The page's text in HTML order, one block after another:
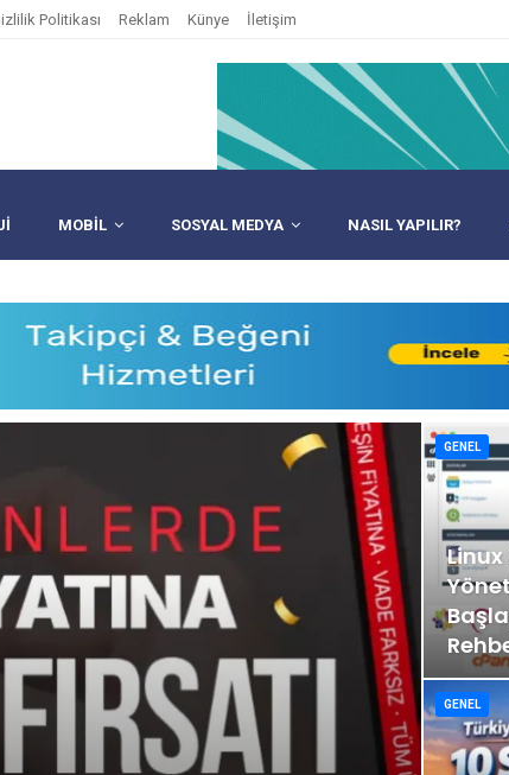
Politikası Reklam Künye İletişim
MOBIL SOSYAL MEDYA NASIL YAPILIR?
GENEL
GENEL